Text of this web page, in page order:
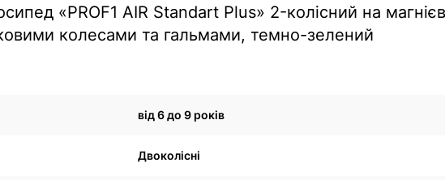
«PROF1 AIR Standart Plus» 2-колісний на
колесами та гальмами, темно-зелений
від 6 до 9 років
Двоколісні